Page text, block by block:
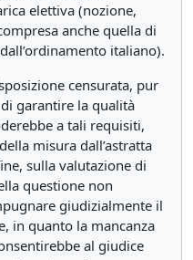
elettiva (nozione,
anche quella di
italiano).
censurata, pur
garantire la qualità
a tali requisiti,
misura dall’astratta
sulla valutazione di
questione non
giudizialmente il
in quanto la mancanza
al giudice